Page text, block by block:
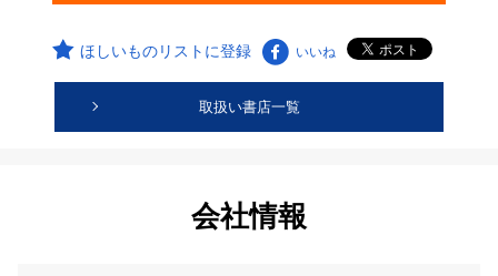
ほしいものリストに登録 いいね
取扱い書店一覧
会社情報